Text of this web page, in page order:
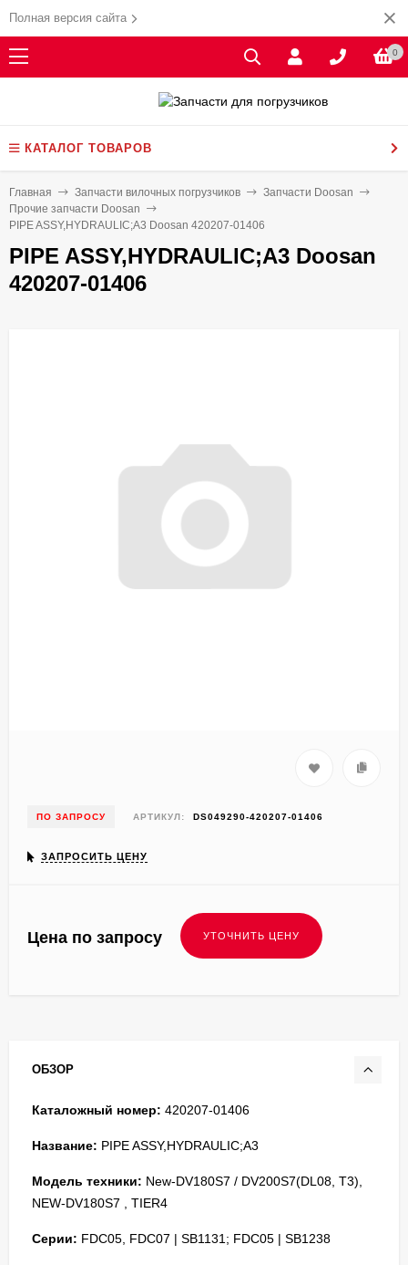
Полная версия сайта
0
КАТАЛОГ ТОВАРОВ
Главная Запчасти вилочных погрузчиков
Запчасти Doosan
Прочие запчасти Doosan
PIPE ASSY,HYDRAULIC;A3 Doosan 420207-01406
PIPE ASSY,HYDRAULIC;A3 Doosan
420207-01406
ПО ЗАПРОСУ АРТИКУЛ: DS049290-420207-01406
ЗАПРОСИТЬ ЦЕНУ
Цена по запросу
ОБЗОР
Каталожный номер: 420207-01406
Название: PIPE ASSY,HYDRAULIC;A3
Модель техники: New-DV180S7 / DV200S7(DL08, T3),
NEW-DV180S7 , TIER4
Серии: FDC05, FDC07 | SB1131; FDC05 | SB1238